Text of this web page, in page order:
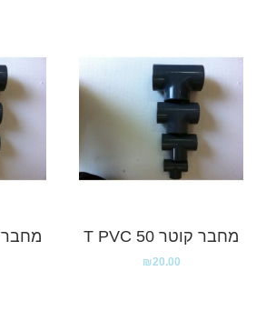
מחבר קוטר 50 T PVC
₪20.00
מחבר T PVC קוטר 63